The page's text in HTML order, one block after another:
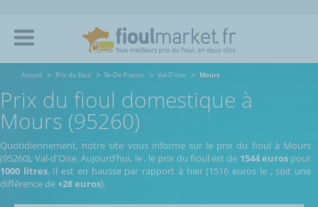
Accueil Prix du fioul île-De-France Val-D'oise Mours
Prix du fioul domestique à
Mours (95260)
Quotidiennement, notre site vous informe sur le prix du fioul à Mours
(95260), Val-d'Oise.Aujourd’hui, le , le prix du fioul est de 1544 eurospour
1000 litres. Il est en hausse par rapport à hier (1516 euros le , soit une
différence de+28 euros).